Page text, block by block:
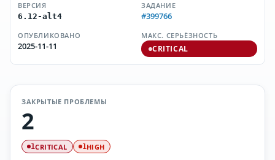
ВЕРСИЯ
6.12-alt4
ЗАДАНИЕ
#399766
ОПУБЛИКОВАНО
2025-11-11
МАКС. СЕРЬЁЗНОСТЬ
CRITICAL
ЗАКРЫТЫЕ ПРОБЛЕМЫ
2
1CRITICAL 1HIGH